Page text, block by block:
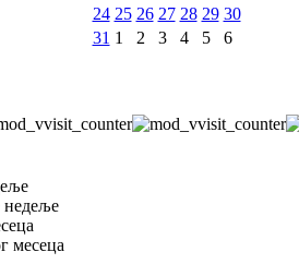
24 25 26 27 28 29 30
31 1 2 3 4 5 6
месеца